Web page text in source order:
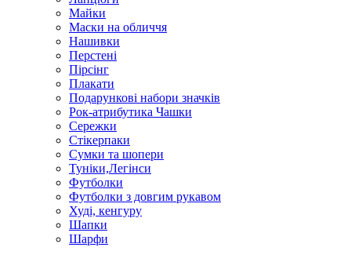
Майки
Маски на обличчя
Нашивки
Перстені
Пірсінг
Плакати
Подарункові набори значків
Рок-атрибутика Чашки
Сережки
Стікерпаки
Сумки та шопери
Туніки,Легінси
Футболки
Футболки з довгим рукавом
Худі, кенгуру
Шапки
Шарфи